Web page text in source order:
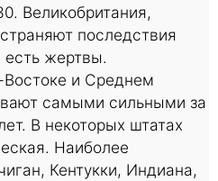
Великобритания,
последствия
жертвы.
и Среднем
самыми сильными за
В некоторых штатах
Наиболее
Кентукки, Индиана,